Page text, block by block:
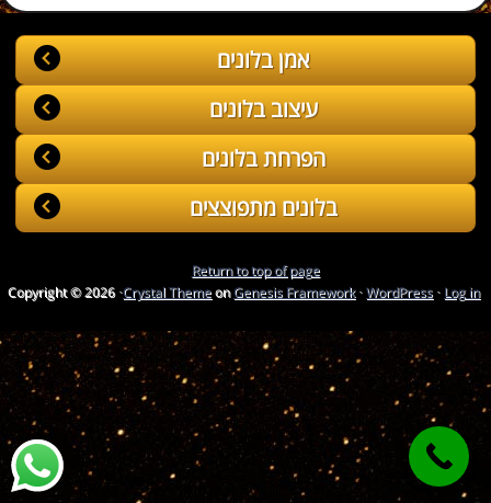
אמן בלונים
עיצוב בלונים
הפרחת בלונים
בלונים מתפוצצים
Return to top of page
Copyright © 2026 ·Crystal ThemeonGenesis Framework·WordPress· Log in